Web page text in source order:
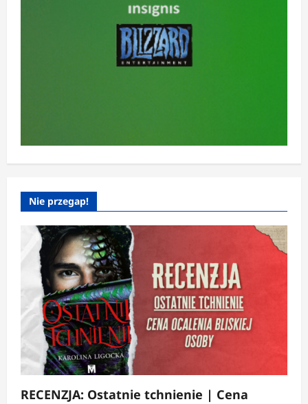
Nie przegap!
RECENZJA: Ostatnie tchnienie | Cena